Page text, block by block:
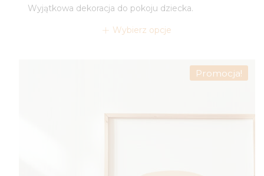
od
Wyjątkowa dekoracja do pokoju dziecka.
Wybierz opcje
Promocja!